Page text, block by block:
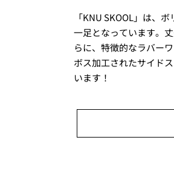
「KNU SKOOL」は、
一足となっています。
らに、特徴的なラバー
ボス加工されたサイド
います！